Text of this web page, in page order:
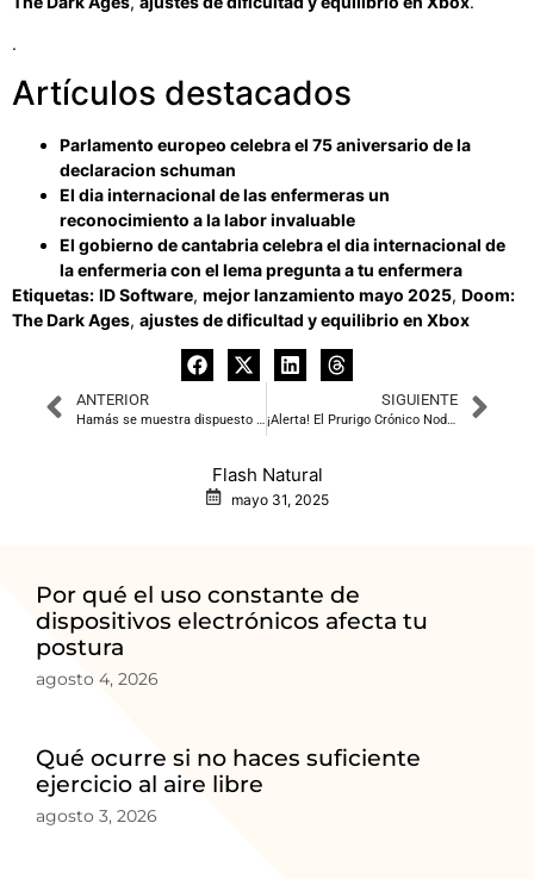
.
Artículos destacados
Parlamento europeo celebra el 75 aniversario de la
declaracion schuman
El dia internacional de las enfermeras un
reconocimiento a la labor invaluable
El gobierno de cantabria celebra el dia internacional de
la enfermeria con el lema pregunta a tu enfermera
Etiquetas: ID Software, mejor lanzamiento mayo 2025, Doom:
The Dark Ages, ajustes de dificultad y equilibrio en Xbox
ANTERIOR
Hamás se muestra dispuesto a liberar a 10 rehenes en respuesta a la propuesta de cese al fuego de Estados Unidos
SIGUIENTE
¡Alerta! El Prurigo Crónico Nodular se cuela en las páginas del ‘Libro Blanco’
Flash Natural
mayo 31, 2025
Por qué el uso constante de
dispositivos electrónicos afecta tu
postura
agosto 4, 2026
Qué ocurre si no haces suficiente
ejercicio al aire libre
agosto 3, 2026